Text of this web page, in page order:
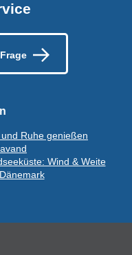
Ruhe genießen
Wind & Weite